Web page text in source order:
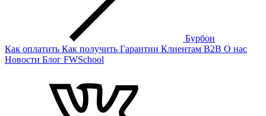
Бурбон
Как оплатить Как получить Гарантии Клиентам B2B О нас
Новости Блог FWSchool